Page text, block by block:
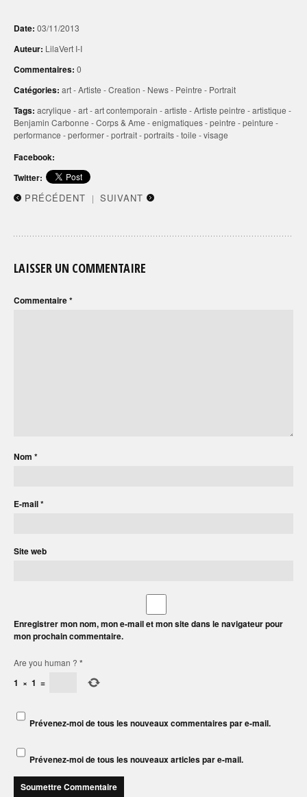
Date: 03/11/2013
Auteur: LilaVert I-I
Commentaires: 0
Catégories: art-Artiste -Creation - News- Peintre - Portrait
Tags: acrylique -art-art contemporain -artiste -Artiste peintre -artistique -
Benjamin Carbonne -Corps & Ame -enigmatiques-peintre -peinture -
performance -performer-portrait-portraits-toile -visage
Facebook:
Twitter:
PRÉCÉDENT | SUIVANT
LAISSER UN COMMENTAIRE
Commentaire*
Nom *
E-mail*
Site web
Enregistrer mon nom, mon e-mail et mon site dans le navigateur pour
mon prochain commentaire.
Are you human ? *
1 × 1 =
Prévenez-moi de tous les nouveaux commentaires par e-mail.
Prévenez-moi de tous les nouveaux articles par e-mail.